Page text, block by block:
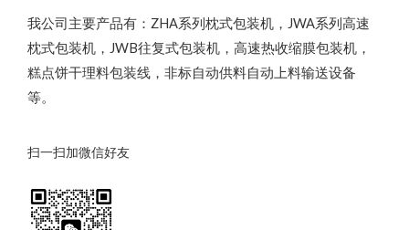
我公司主要产品有：ZHA系列枕式包装机，JWA系列高速
枕式包装机，JWB往复式包装机，高速热收缩膜包装机，
糕点饼干理料包装线，非标自动供料自动上料输送设备
等。
扫一扫加微信好友